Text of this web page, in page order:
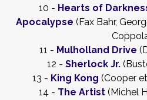
10 - Hearts of
Apocalypse (Fax Bahr,
11 - Mulholland Drive
12 - Sherlock Jr.
13 - King Kong (Cooper
14 - The Artist(Michel